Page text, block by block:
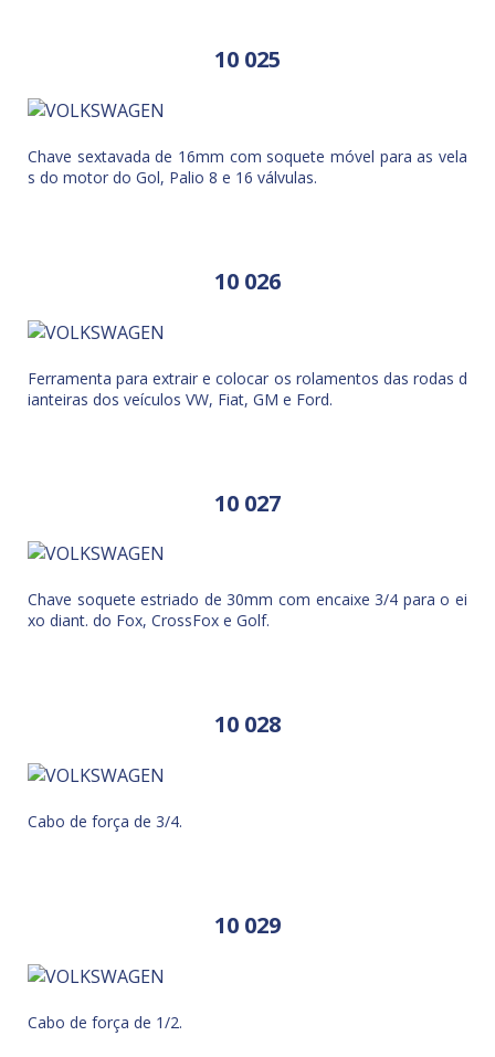
10 025
Chave sextavada de 16mm com soquete móvel para as vela
s do motor do Gol, Palio 8 e 16 válvulas.
10 026
Ferramenta para extrair e colocar os rolamentos das rodas d
ianteiras dos veículos VW, Fiat, GM e Ford.
10 027
Chave soquete estriado de 30mm com encaixe 3/4 para o ei
xo diant. do Fox, CrossFox e Golf.
10 028
Cabo de força de 3/4.
10 029
Cabo de força de 1/2.